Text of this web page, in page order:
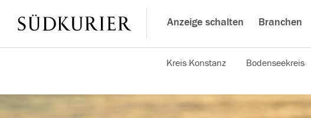
Anzeige schalten Branchen
Kreis Konstanz Bodenseekreis